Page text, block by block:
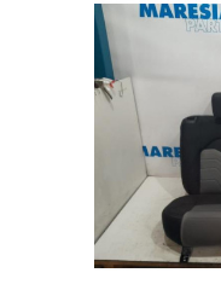
Vorderwand
Zylinderkopf